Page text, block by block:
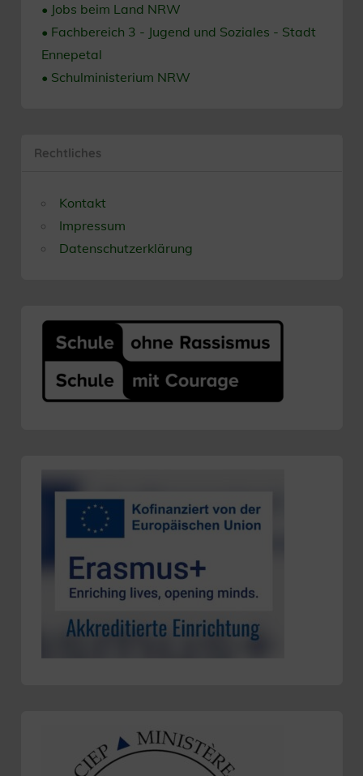
• Jobs beim Land NRW
• Fachbereich 3 - Jugend und Soziales - Stadt
Ennepetal
• Schulministerium NRW
Rechtliches
Kontakt
Impressum
Datenschutzerklärung